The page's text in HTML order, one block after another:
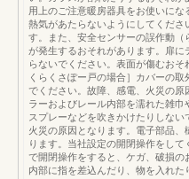
用上のご注意暖房器具をお使いに
熱気があたらないようにしてくださ
す。また、安全センサーの誤作動（
が発生するおそれがあります。扉に
らないでください。表面が傷むお
くらくさぽー戸の場合］カバーの
でください。故障、感電、火災の原
ラーおよびレール内部を濡れた雑
スプレーなどを吹きかけたりしない
火災の原因となります。電子部品
ります。当社設定の開閉操作をし
で開閉操作をすると、ケガ、破損の
内部に指を差込んだり、物を入れた